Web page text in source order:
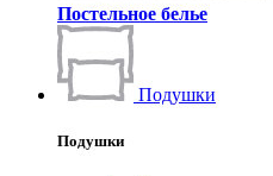
Постельное белье
Подушки
Подушки